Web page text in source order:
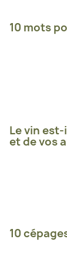
10 mots
Le vin
et de vos
10